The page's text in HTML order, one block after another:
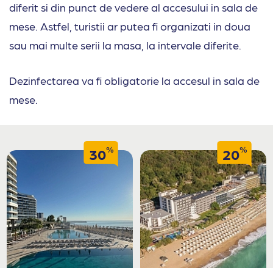
diferit si din punct de vedere al accesului in sala de
mese. Astfel, turistii ar putea fi organizati in doua
sau mai multe serii la masa, la intervale diferite.
Dezinfectarea va fi obligatorie la accesul in sala de
mese.
30% 20%